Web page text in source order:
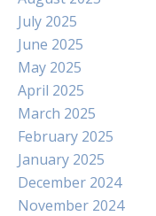
July 2025
June 2025
May 2025
April 2025
March 2025
February 2025
January 2025
December 2024
November 2024